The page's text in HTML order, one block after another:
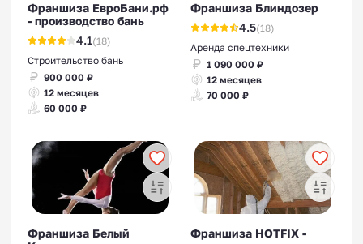
Франшиза ЕвроБани.рф
- производство бань
4.1(18)
Строительство бань
900 000 ₽
12 месяцев
60 000 ₽
Франшиза Блиндозер
4.5(18)
Аренда спецтехники
1 090 000 ₽
12 месяцев
70 000 ₽
Франшиза Белый
Франшиза HOTFIX -